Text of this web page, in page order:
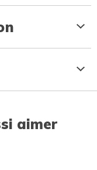
aimer